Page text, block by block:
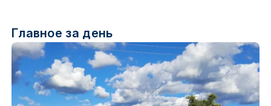
Главное за день